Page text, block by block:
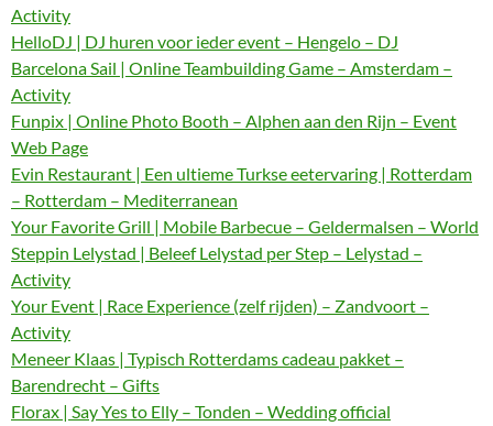
Activity
HelloDJ | DJ huren voor ieder event – Hengelo – DJ
Barcelona Sail | Online Teambuilding Game – Amsterdam –
Activity
Funpix | Online Photo Booth – Alphen aan den Rijn – Event
Web Page
Evin Restaurant | Een ultieme Turkse eetervaring | Rotterdam
– Rotterdam – Mediterranean
Your Favorite Grill | Mobile Barbecue – Geldermalsen – World
Steppin Lelystad | Beleef Lelystad per Step – Lelystad –
Activity
Your Event | Race Experience (zelf rijden) – Zandvoort –
Activity
Meneer Klaas | Typisch Rotterdams cadeau pakket –
Barendrecht – Gifts
Florax | Say Yes to Elly – Tonden – Wedding official